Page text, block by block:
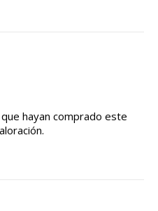
hayan comprado este